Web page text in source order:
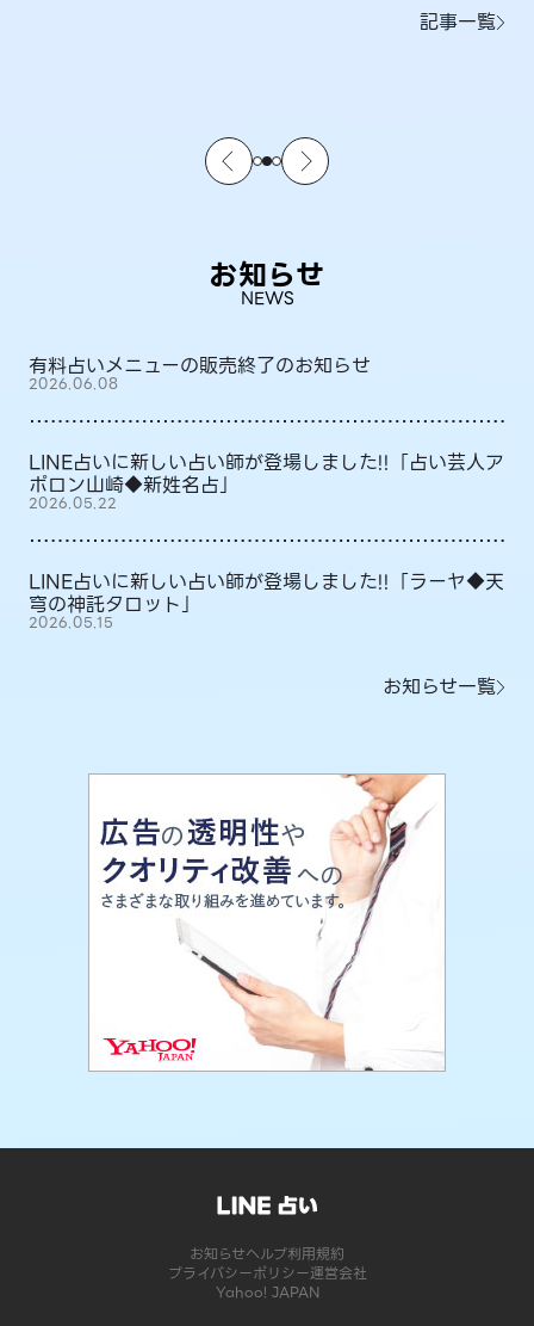
記事一覧
お知らせ
NEWS
有料占いメニューの販売終了のお知らせ
2026.06.08
LINE占いに新しい占い師が登場しました!!「占い芸人ア
ポロン山崎◆新姓名占」
2026.05.22
LINE占いに新しい占い師が登場しました!!「ラーヤ◆天
穹の神託タロット」
2026.05.15
お知らせ一覧
お知らせヘルプ利用規約
プライバシーポリシー運営会社
Yahoo! JAPAN